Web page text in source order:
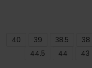
38
38.5
39
40
43
44
44.5